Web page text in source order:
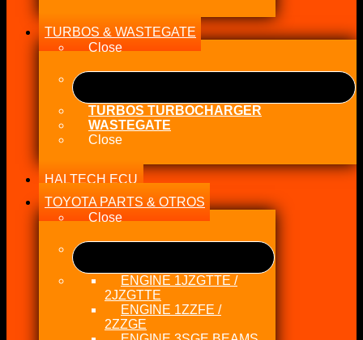
TURBOS & WASTEGATE
Close
TURBOS TURBOCHARGER
WASTEGATE
Close
HALTECH ECU
TOYOTA PARTS & OTROS
Close
ENGINE 1JZGTTE /
2JZGTTE
ENGINE 1ZZFE /
2ZZGE